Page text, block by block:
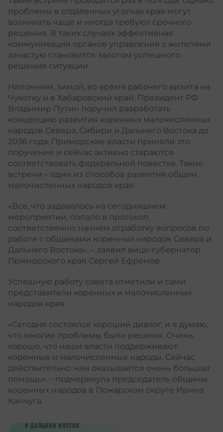
проблемы в отдаленных уголках края могут
возникать чаще и иногда требуют срочного
решения. В таких случаях эффективная
коммуникация органов управления с жителями
зачастую становится залогом успешного
решения ситуации.
Напомним, зимой, во время рабочего визита на
Чукотку и в Хабаровский край, Президент РФ
Владимир Путин поручил разработать
концепцию развития коренных малочисленных
народов Севера, Сибири и Дальнего Востока до
2036 года. Приморские власти приняли это
поручение и сейчас активно стараются
соответствовать федеральной повестке. Такие
встречи – один из способов развития общин
малочисленных народов края.
«Все, что задавалось на сегодняшнем
мероприятии, попало в протокол,
соответственно, начнем отработку вопросов по
работе с общинами коренных народов Севера и
Дальнего Востока», – заявил вице-губернатор
Приморского края Сергей Ефремов.
Успешную работу совета отметили и сами
представители коренных и малочисленных
народов края.
«Сегодня состоялся хороший диалог, и я думаю,
что многие проблемы были решены. Очень
хорошо, что наши власти поддерживают
коренные и малочисленные народы. Сейчас
действительно нам оказывается очень большая
помощь», – подчеркнула председатель общины
коренных народов в Пожарском округе Ирина
Канчуга.
ДАЛЬНИЙ ВОСТОК